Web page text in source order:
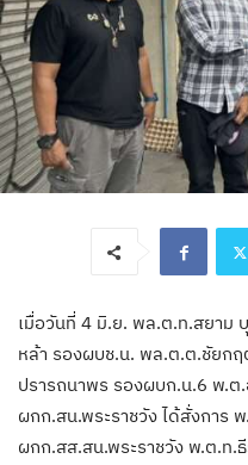
เมื่อวันที่ 4 มิ.ย. พล.ต.ท.สยา
หล้า รองผบช.น. พล.ต.ต.ชัยก
ปรารถนาพร รองผบก.น.6 พ.ต
ผกก.สน.พระราชวัง ได้สั่งการ
ผกก.สส.สน.พระราชวัง พ.ต.ท